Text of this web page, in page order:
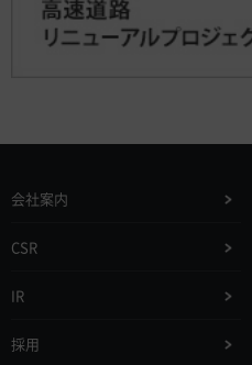
会社案内
CSR
IR
採用